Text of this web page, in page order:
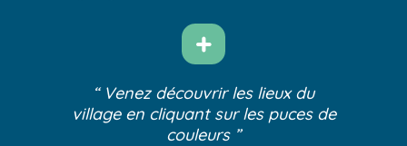
“ Venez découvrir les lieux du
village en cliquant sur les puces de
couleurs ”